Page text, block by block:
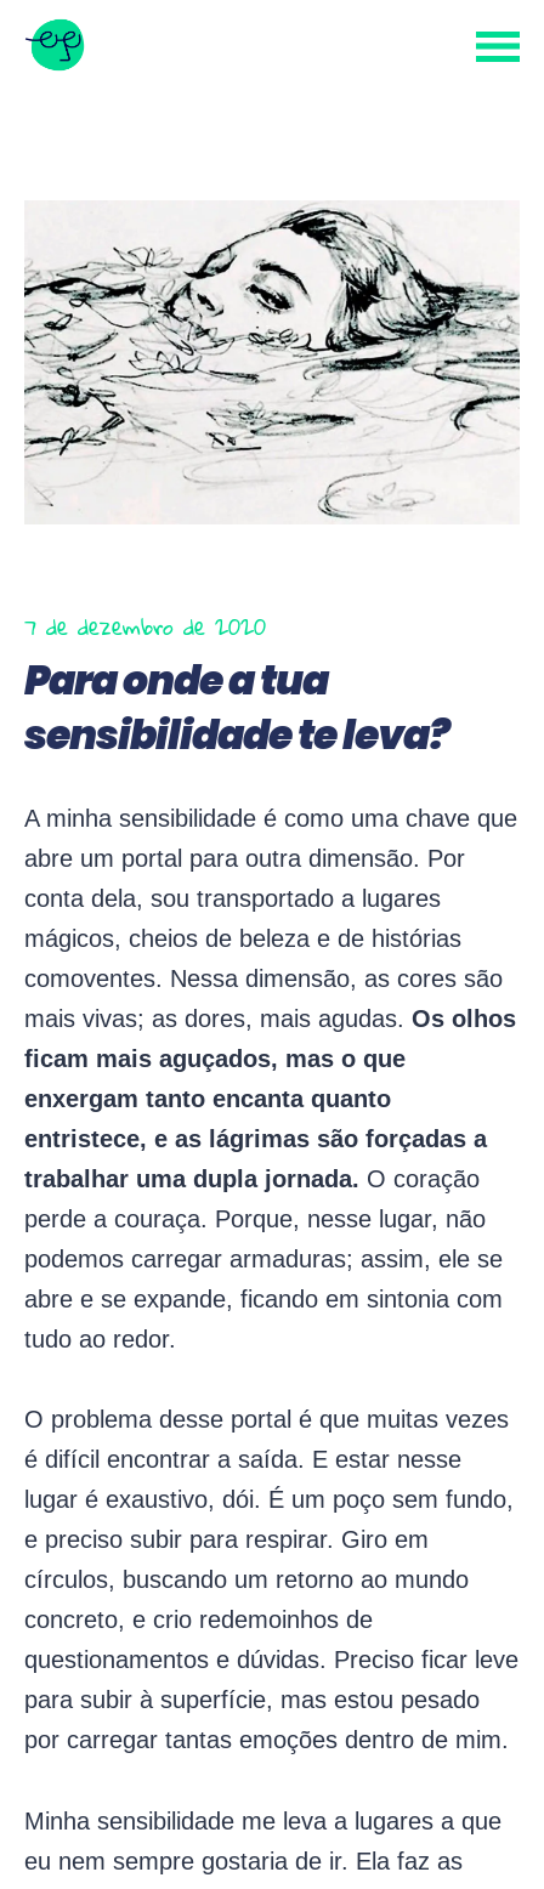
7 de dezembro de 2020
Para onde a tua
sensibilidade te leva?
A minha sensibilidade é como uma chave que
abre um portal para outra dimensão. Por
conta dela, sou transportado a lugares
mágicos, cheios de beleza e de histórias
comoventes. Nessa dimensão, as cores são
mais vivas; as dores, mais agudas. Os olhos
ficam mais aguçados, mas o que
enxergam tanto encanta quanto
entristece, e as lágrimas são forçadas a
trabalhar uma dupla jornada. O coração
perde a couraça. Porque, nesse lugar, não
podemos carregar armaduras; assim, ele se
abre e se expande, ficando em sintonia com
tudo ao redor.
O problema desse portal é que muitas vezes
é difícil encontrar a saída. E estar nesse
lugar é exaustivo, dói. É um poço sem fundo,
e preciso subir para respirar. Giro em
círculos, buscando um retorno ao mundo
concreto, e crio redemoinhos de
questionamentos e dúvidas. Preciso ficar leve
para subir à superfície, mas estou pesado
por carregar tantas emoções dentro de mim.
Minha sensibilidade me leva a lugares a que
eu nem sempre gostaria de ir. Ela faz as